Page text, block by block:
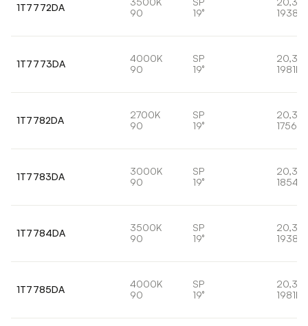
1T7772DA
90
19°
1938lm
1T7773DA
4000K
90
SP
19°
20,3W
1981lm
1T7782DA
2700K
90
SP
19°
20,3W
1756lm
1T7783DA
3000K
90
SP
19°
20,3W
1854lm
1T7784DA
3500K
90
SP
19°
20,3W
1938lm
1T7785DA
4000K
90
SP
19°
20,3W
1981lm